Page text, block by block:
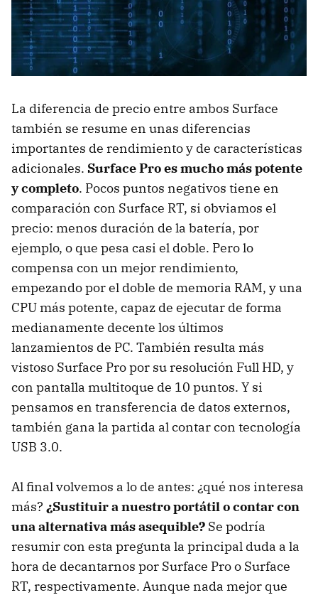
La diferencia de precio entre ambos Surface
también se resume en unas diferencias
importantes de rendimiento y de características
adicionales. Surface Pro es mucho más potente
y completo. Pocos puntos negativos tiene en
comparación con Surface RT, si obviamos el
precio: menos duración de la batería, por
ejemplo, o que pesa casi el doble. Pero lo
compensa con un mejor rendimiento,
empezando por el doble de memoria RAM, y una
CPU más potente, capaz de ejecutar de forma
medianamente decente los últimos
lanzamientos de PC. También resulta más
vistoso Surface Pro por su resolución Full HD, y
con pantalla multitoque de 10 puntos. Y si
pensamos en transferencia de datos externos,
también gana la partida al contar con tecnología
USB 3.0.
Al final volvemos a lo de antes: ¿qué nos interesa
más? ¿Sustituir a nuestro portátil o contar con
una alternativa más asequible? Se podría
resumir con esta pregunta la principal duda a la
hora de decantarnos por Surface Pro o Surface
RT, respectivamente. Aunque nada mejor que